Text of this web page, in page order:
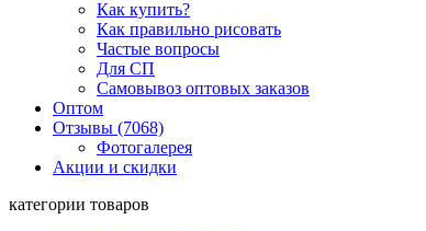
Как купить?
Как правильно рисовать
Частые вопросы
Для СП
Самовывоз оптовых заказов
Оптом
Отзывы (7068)
Фотогалерея
Акции и скидки
категории товаров